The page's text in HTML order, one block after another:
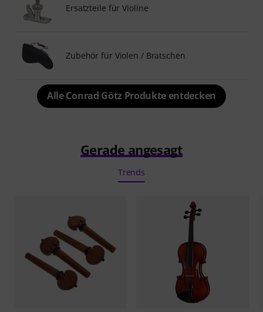
Ersatzteile für Violine
Zubehör für Violen / Bratschen
Alle Conrad Götz Produkte entdecken
Gerade angesagt
Trends